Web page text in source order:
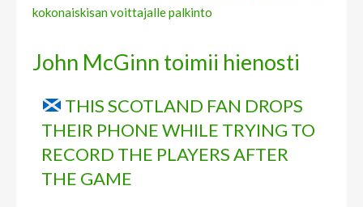
kokonaiskisan voittajalle palkinto
John McGinn toimii hienosti
THIS SCOTLAND FAN DROPS
THEIR PHONE WHILE TRYING TO
RECORD THE PLAYERS AFTER
THE GAME